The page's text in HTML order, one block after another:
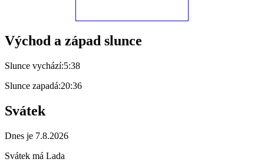
Východ a západ slunce
Slunce vychází:5:38
Slunce zapadá:20:36
Svátek
Dnes je 7.8.2026
Svátek má Lada